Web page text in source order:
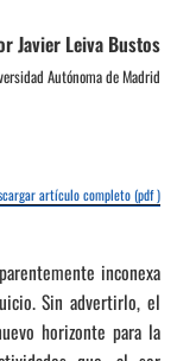
Javier Leiva Bustos
Autónoma de Madrid
artículo completo (pdf )
inconexa
Sin advertirlo, el
horizonte para la